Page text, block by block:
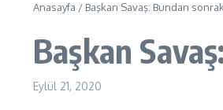
Anasayfa / Başkan Savaş: Bundan
Başkan
Eylül 21, 2020